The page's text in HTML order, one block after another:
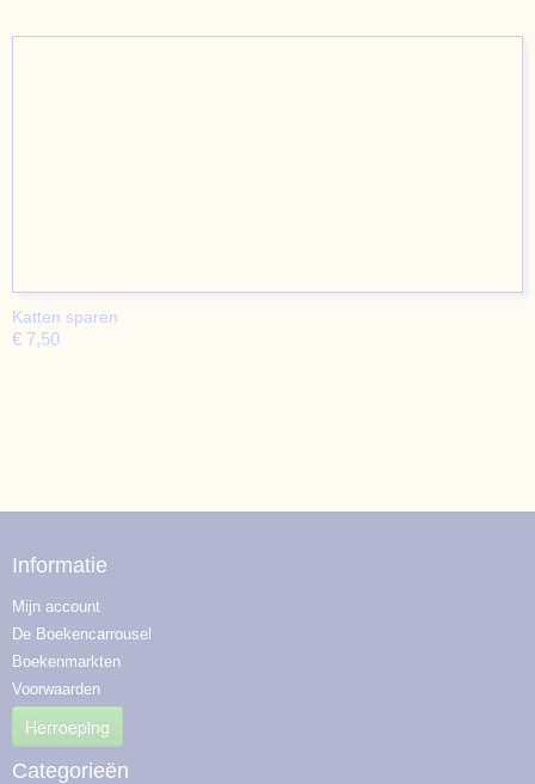
Katten sparen
€ 7,50
Informatie
Mijn account
De Boekencarrousel
Boekenmarkten
Voorwaarden
Herroeping
Categorieën